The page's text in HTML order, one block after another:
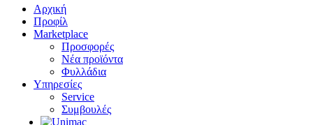
Αρχική
Προφίλ
Marketplace
Προσφορές
Νέα προϊόντα
Φυλλάδια
Υπηρεσίες
Service
Συμβουλές